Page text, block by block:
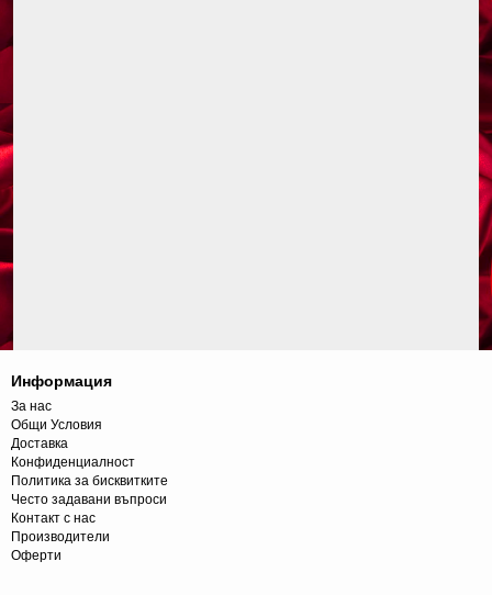
Информация
За нас
Общи Условия
Доставка
Конфиденциалност
Политика за бисквитките
Често задавани въпроси
Контакт с нас
Производители
Оферти